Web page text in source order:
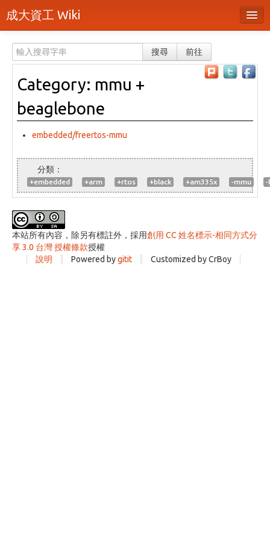
成大資工 Wiki
分類
隨機頁面
最近活動
上傳檔案
登入 / 註冊帳號
搜尋 前往
Category: mmu +
beaglebone
embedded/freertos-mmu
+embedded +arm +rtos +black +am335x -mmu -
本站所有內容，除另有標註外，採用創用 CC 姓名標示-相同方式分
享 3.0 台灣 授權條款授權
說明
Powered bygitit Customized by CrBoy